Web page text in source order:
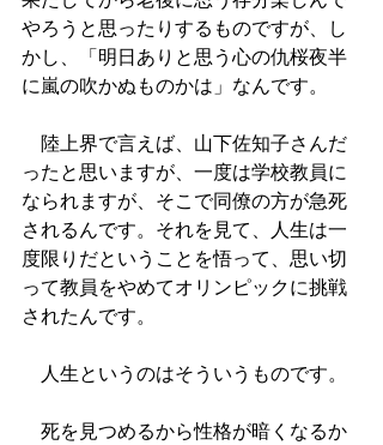
やろうと思ったりするものですが、し
かし、「明日ありと思う心の仇桜夜半
に嵐の吹かぬものかは」なんです。
陸上界で言えば、山下佐知子さんだ
ったと思いますが、一度は学校教員に
なられますが、そこで同僚の方が急死
されるんです。それを見て、人生は一
度限りだということを悟って、思い切
って教員をやめてオリンピックに挑戦
されたんです。
人生というのはそういうものです。
死を見つめるから性格が暗くなるか